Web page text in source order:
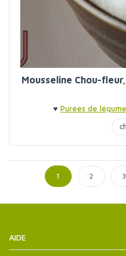
Mousseline Chou-
♥ Purées de
1 2 3
AIDE